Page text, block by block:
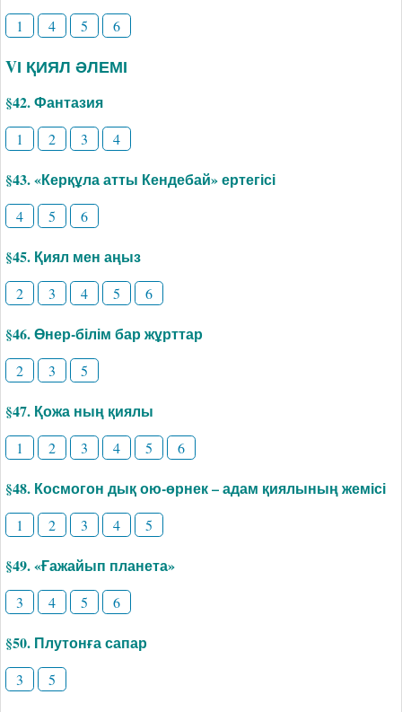
1 4 5 6
VІ ҚИЯЛ ӘЛЕМІ
§42. Фантазия
1 2 3 4
§43. «Керқұла атты Кендебай» ертегісі
4 5 6
§45. Қиял мен аңыз
2 3 4 5 6
§46. Өнер-білім бар жұрттар
2 3 5
§47. Қожа ның қиялы
1 2 3 4 5 6
§48. Космогон дық ою-өрнек – адам қиялының жемісі
1 2 3 4 5
§49. «Ғажайып планета»
3 4 5 6
§50. Плутонға сапар
3 5